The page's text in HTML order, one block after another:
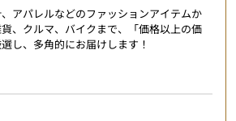
アパレルなどのファッションアイテムか
、クルマ、バイクまで、「価格以上の価
し、多角的にお届けします！